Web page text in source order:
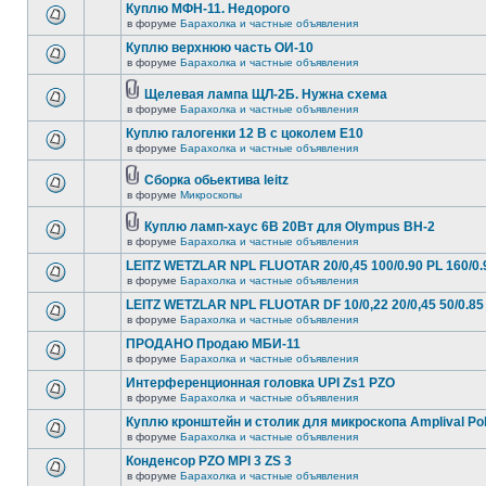
Куплю МФН-11. Недорого
в форуме Барахолка и частные объявления
Куплю верхнюю часть ОИ-10
в форуме Барахолка и частные объявления
Щелевая лампа ЩЛ-2Б. Нужна схема
в форуме Барахолка и частные объявления
Куплю галогенки 12 В с цоколем Е10
в форуме Барахолка и частные объявления
Сборка обьектива leitz
в форуме Микроскопы
Куплю ламп-хаус 6В 20Вт для Olympus BH-2
в форуме Барахолка и частные объявления
LEITZ WETZLAR NPL FLUOTAR 20/0,45 100/0.90 PL 160/
в форуме Барахолка и частные объявления
LEITZ WETZLAR NPL FLUOTAR DF 10/0,22 20/0,45 50/
в форуме Барахолка и частные объявления
ПРОДАНО Продаю МБИ-11
в форуме Барахолка и частные объявления
Интерференционная головка UPI Zs1 PZO
в форуме Барахолка и частные объявления
Куплю кронштейн и столик для микроскопа Amplival Pol
в форуме Барахолка и частные объявления
Конденсор PZO MPI 3 ZS 3
в форуме Барахолка и частные объявления